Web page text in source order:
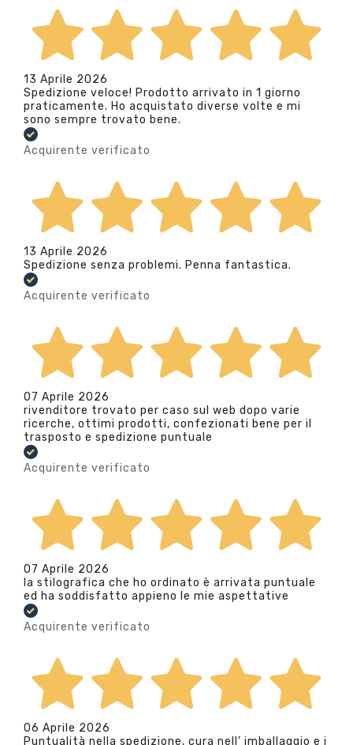
13 Aprile 2026
Spedizione veloce! Prodotto arrivato in 1 giorno
praticamente. Ho acquistato diverse volte e mi
sono sempre trovato bene.
Acquirente verificato
13 Aprile 2026
Spedizione senza problemi. Penna fantastica.
Acquirente verificato
07 Aprile 2026
rivenditore trovato per caso sul web dopo varie
ricerche, ottimi prodotti, confezionati bene per il
trasposto e spedizione puntuale
Acquirente verificato
07 Aprile 2026
la stilografica che ho ordinato è arrivata puntuale
ed ha soddisfatto appieno le mie aspettative
Acquirente verificato
06 Aprile 2026
Puntualità nella spedizione, cura nell’ imballaggio e i